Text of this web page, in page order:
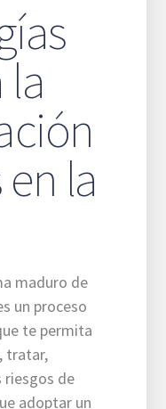
la
maduro de
un proceso
te permita
tratar,
riesgos de
adoptar un